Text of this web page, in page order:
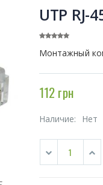
UTP RJ-
Монтажный
112 грн
Наличие: Нет